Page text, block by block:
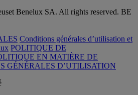
Benelux SA. All rights reserved. BE
Conditions générales d’utilisation et
POLITIQUE DE
EN MATIÈRE DE
GÉNÉRALES D’UTILISATION